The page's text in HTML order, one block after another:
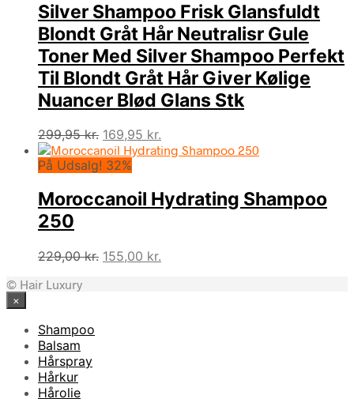
Silver Shampoo Frisk Glansfuldt
Blondt Gråt Hår Neutralisr Gule
Toner Med Silver Shampoo Perfekt
Til Blondt Gråt Hår Giver Kølige
Nuancer Blød Glans Stk
299,95kr. Den
oprindelige
pris
299,95 kr..
169,95 kr.
aktuelle
169,95 kr..
På Udsalg! 32%
Moroccanoil Hydrating Shampoo
250
229,00kr. Den
155,00 kr.
© Hair Luxury
×
Shampoo
Balsam
Hårspray
Hårkur
Hårolie